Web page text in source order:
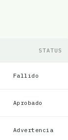
STATUS
Fallido
Aprobado
Advertencia